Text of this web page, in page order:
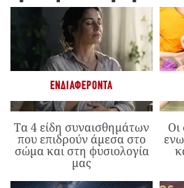
ΕΝΔΙΑΦΈΡΟΝΤΑ
Τα 4 είδη συναισθημάτων
που επιδρούν άμεσα στο
σώμα και στη φυσιολογία
μας
Οι